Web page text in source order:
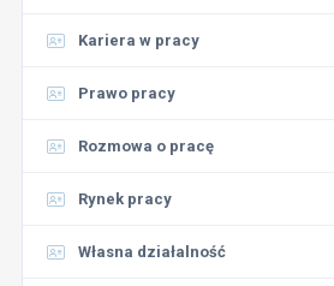
Kariera w pracy
Prawo pracy
Rozmowa o pracę
Rynek pracy
Własna działalność